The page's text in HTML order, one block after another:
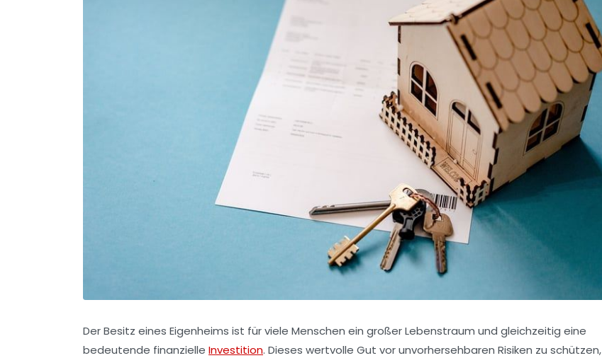
Der Besitz eines Eigenheims ist für viele Menschen ein großer Lebenstraum und gleichzeitig eine
bedeutende finanzielle Investition. Dieses wertvolle Gut vor unvorhersehbaren Risiken zu schützen,